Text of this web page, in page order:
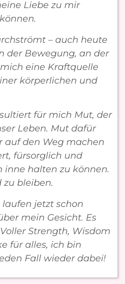
Liebe zu mir
– auch heute
der Bewegung, an der
eine Kraftquelle
körperlichen und
für mich Mut, der
Leben. Mut dafür
auf den Weg machen
fürsorglich und
inne halten zu können.
zu bleiben.
jetzt schon
mein Gesicht. Es
Strength, Wisdom
für alles, ich bin
Fall wieder dabei!